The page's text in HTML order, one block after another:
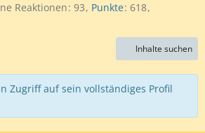
Reaktionen 93 Punkte 618
Inhalte suchen
Zugriff auf sein vollständiges Profil